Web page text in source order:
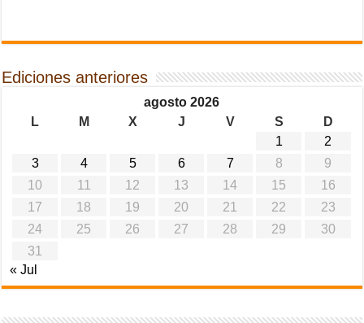
Ediciones anteriores
agosto 2026
L
M X J V S
D
1
2
3
4 5 6 7 8
9
10
11 12 13 14 15
16
17
18 19 20 21 22
23
24
25 26 27 28 29
30
31
« Jul